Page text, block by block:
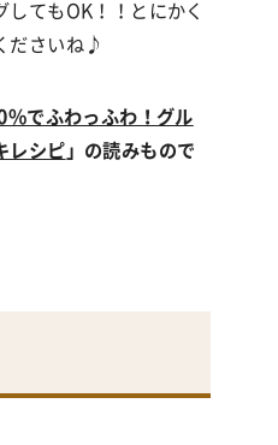
してもOK！！とにかく
ださいね♪
でふわっふわ！グル
レシピ 」の読みもので